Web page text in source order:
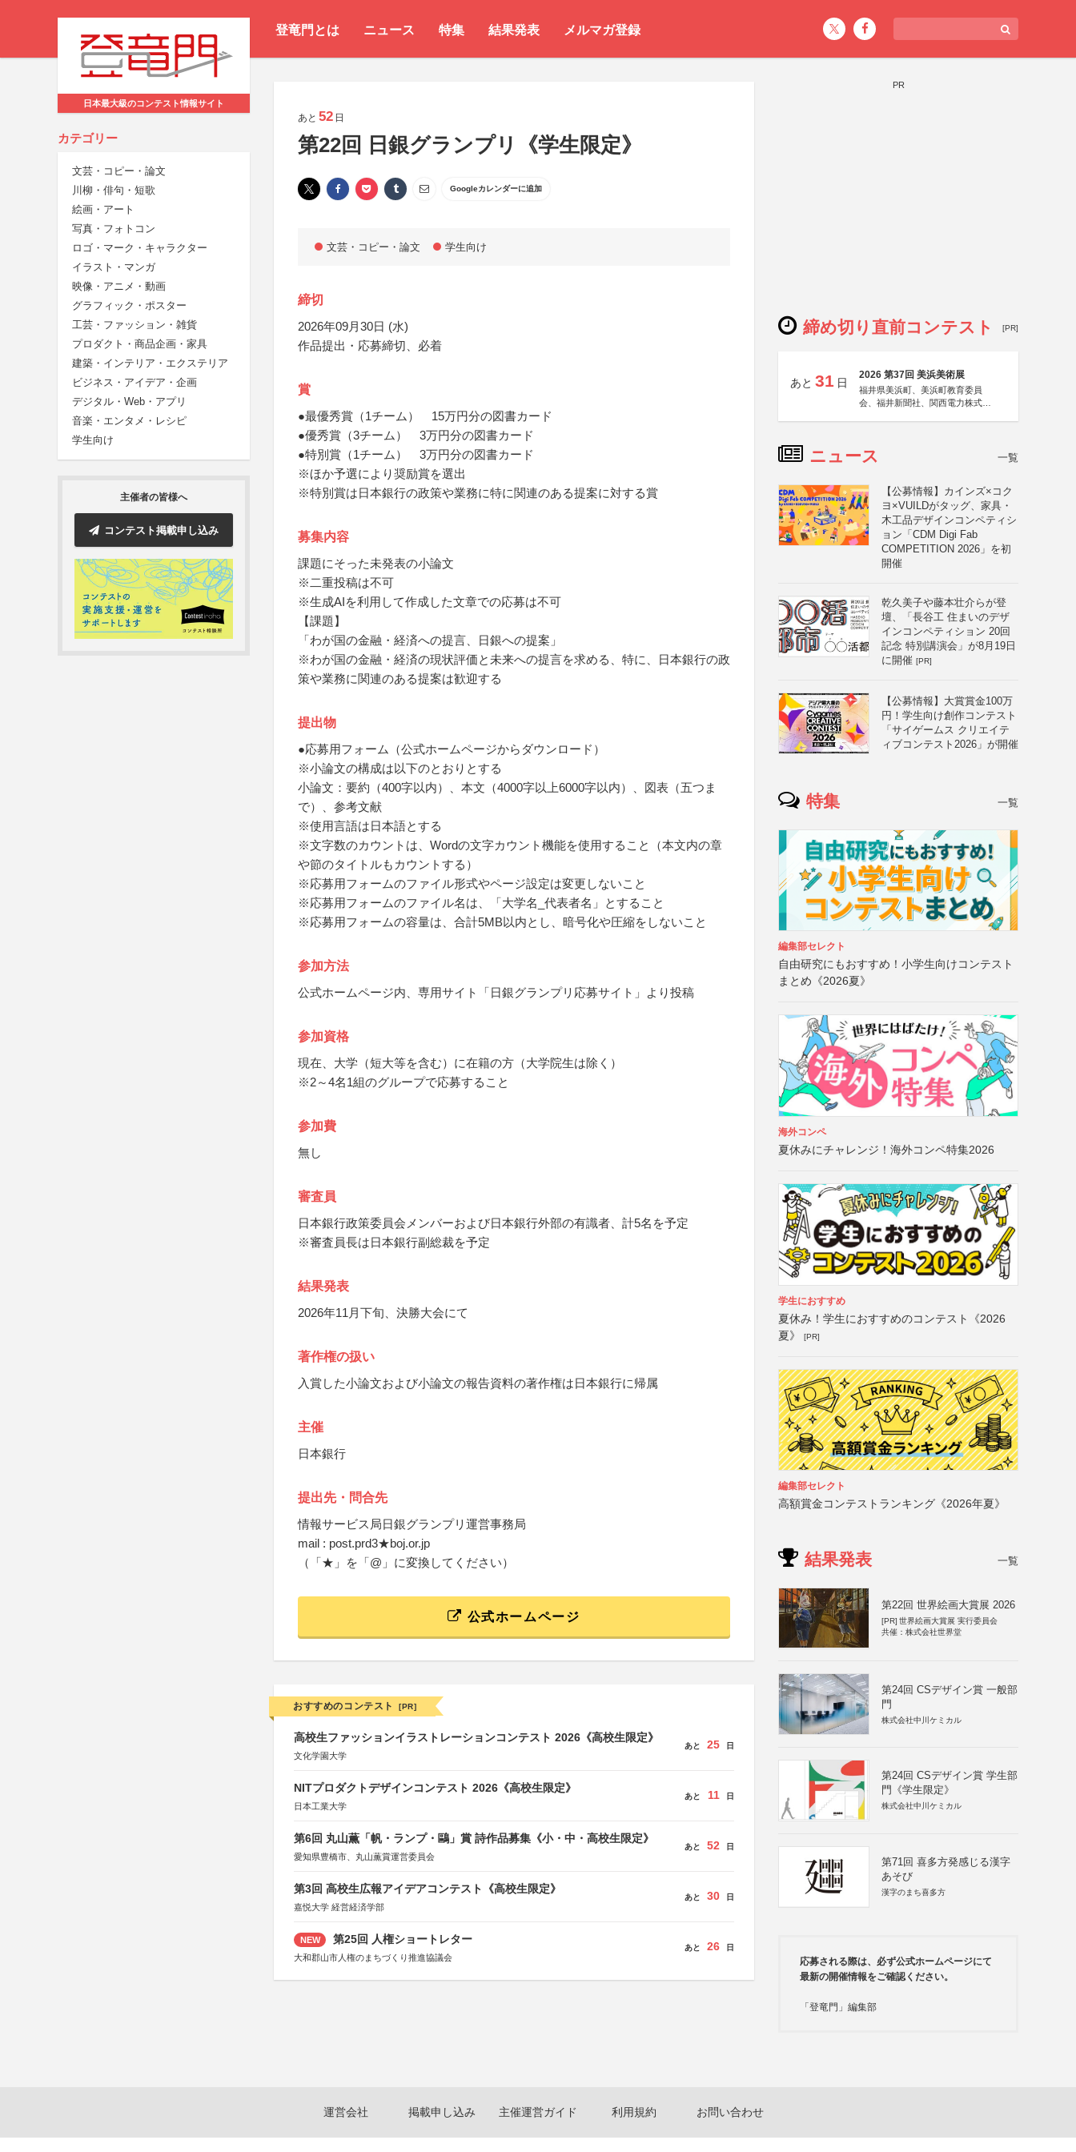
登竜門とは ニュース 特集 結果発表 メルマガ登録
日本最大級のコンテスト情報サイト
カテゴリー
文芸・コピー・論文
川柳・俳句・短歌
絵画・アート
写真・フォトコン
ロゴ・マーク・キャラクター
イラスト・マンガ
映像・アニメ・動画
グラフィック・ポスター
工芸・ファッション・雑貨
プロダクト・商品企画・家具
建築・インテリア・エクステリア
ビジネス・アイデア・企画
デジタル・Web・アプリ
音楽・エンタメ・レシピ
学生向け
主催者の皆様へ
コンテスト掲載申し込み
あと 52 日
第22回 日銀グランプリ《学生限定》
Googleカレンダーに追加
文芸・コピー・論文 学生向け
締切
2026年09月30日 (水)
作品提出・応募締切、必着
賞
●最優秀賞（1チーム） 15万円分の図書カード
●優秀賞（3チーム） 3万円分の図書カード
●特別賞（1チーム） 3万円分の図書カード
※ほか予選により奨励賞を選出
※特別賞は日本銀行の政策や業務に特に関連のある提案に対する賞
募集内容
課題にそった未発表の小論文
※二重投稿は不可
※生成AIを利用して作成した文章での応募は不可
【課題】
「わが国の金融・経済への提言、日銀への提案」
※わが国の金融・経済の現状評価と未来への提言を求める、特に、日本銀行の政
策や業務に関連のある提案は歓迎する
提出物
●応募用フォーム（公式ホームページからダウンロード）
※小論文の構成は以下のとおりとする
小論文：要約（400字以内）、本文（4000字以上6000字以内）、図表（五つま
で）、参考文献
※使用言語は日本語とする
※文字数のカウントは、Wordの文字カウント機能を使用すること（本文内の章
や節のタイトルもカウントする）
※応募用フォームのファイル形式やページ設定は変更しないこと
※応募用フォームのファイル名は、「大学名_代表者名」とすること
※応募用フォームの容量は、合計5MB以内とし、暗号化や圧縮をしないこと
参加方法
公式ホームページ内、専用サイト「日銀グランプリ応募サイト」より投稿
参加資格
現在、大学（短大等を含む）に在籍の方（大学院生は除く）
※2～4名1組のグループで応募すること
参加費
無し
審査員
日本銀行政策委員会メンバーおよび日本銀行外部の有識者、計5名を予定
※審査員長は日本銀行副総裁を予定
結果発表
2026年11月下旬、決勝大会にて
著作権の扱い
入賞した小論文および小論文の報告資料の著作権は日本銀行に帰属
主催
日本銀行
提出先・問合先
情報サービス局日銀グランプリ運営事務局
mail : post.prd3★boj.or.jp
（「★」を「@」に変換してください）
公式ホームページ
おすすめのコンテスト [PR]
高校生ファッションイラストレーションコンテスト 2026《高校生限定》
文化学園大学
あと 25 日
NITプロダクトデザインコンテスト 2026《高校生限定》
日本工業大学
あと 11 日
第6回 丸山薫「帆・ランプ・鷗」賞 詩作品募集《小・中・高校生限定》
愛知県豊橋市、丸山薫賞運営委員会
あと 52 日
第3回 高校生広報アイデアコンテスト《高校生限定》
嘉悦大学 経営経済学部
あと 30 日
NEW 第25回 人権ショートレター
大和郡山市人権のまちづくり推進協議会
あと 26 日
PR
締め切り直前コンテスト [PR]
あと 31 日
2026 第37回 美浜美術展
福井県美浜町、美浜町教育委員
会、福井新聞社、関西電力株式会
ニュース 一覧
【公募情報】カインズ×コク
ヨ×VUILDがタッグ、家具・
木工品デザインコンペティシ
ョン「CDM Digi Fab
COMPETITION 2026」を初
開催
乾久美子や藤本壮介らが登
壇、「長谷工 住まいのデザ
インコンペティション 20回
記念 特別講演会」が8月19日
に開催 [PR]
【公募情報】大賞賞金100万
円！学生向け創作コンテスト
「サイゲームス クリエイテ
ィブコンテスト2026」が開催
特集 一覧
編集部セレクト
自由研究にもおすすめ！小学生向けコンテスト
まとめ《2026夏》
海外コンペ
夏休みにチャレンジ！海外コンペ特集2026
学生におすすめ
夏休み！学生におすすめのコンテスト《2026
夏》
[PR]
編集部セレクト
高額賞金コンテストランキング《2026年夏》
結果発表 一覧
第22回 世界絵画大賞展 2026
[PR] 世界絵画大賞展 実行委員会
共催：株式会社世界堂
第24回 CSデザイン賞 一般部
門
株式会社中川ケミカル
第24回 CSデザイン賞 学生部
門《学生限定》
株式会社中川ケミカル
第71回 喜多方発感じる漢字
あそび
漢字のまち喜多方
応募される際は、必ず公式ホームページにて
最新の開催情報をご確認ください。
「登竜門」編集部
運営会社 掲載申し込み 主催運営ガイド 利用規約 お問い合わせ